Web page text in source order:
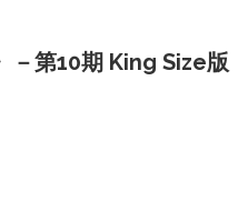
－第10期 King Size版